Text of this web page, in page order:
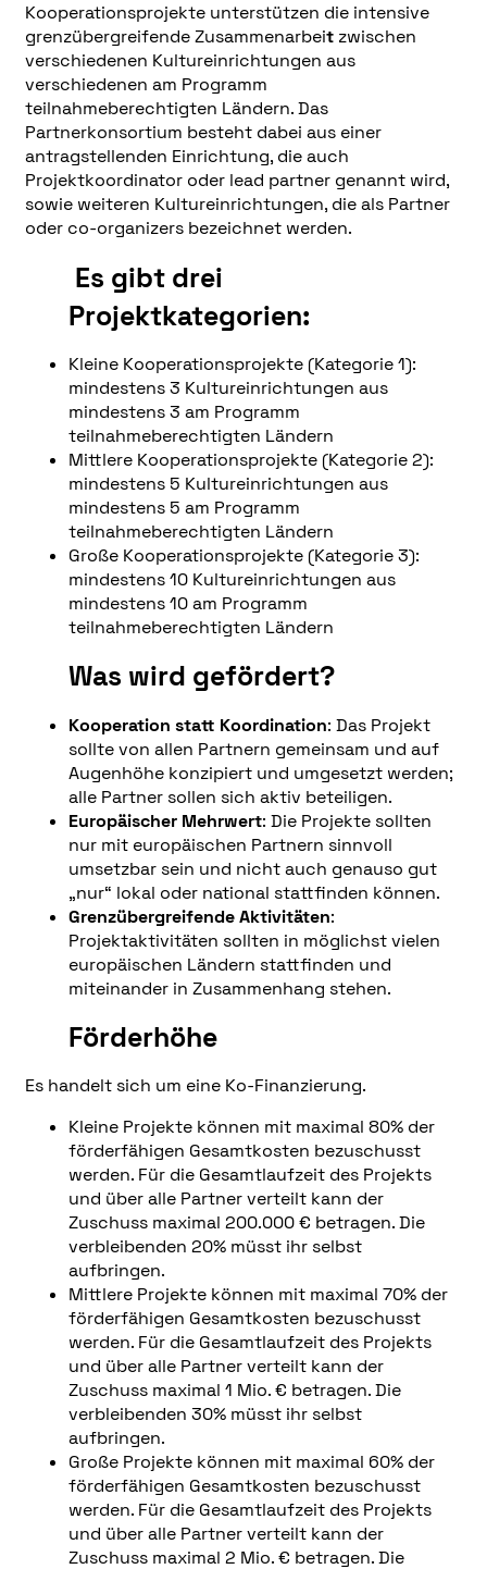
Kooperationsprojekte unterstützen die intensive
grenzübergreifende Zusammenarbeitzwischen
verschiedenen Kultureinrichtungen aus
verschiedenen am Programm
teilnahmeberechtigten Ländern. Das
Partnerkonsortium besteht dabei aus einer
antragstellenden Einrichtung, die auch
Projektkoordinator oder lead partner genannt wird,
sowie weiteren Kultureinrichtungen, die als Partner
oder co-organizers bezeichnet werden.
Es gibt drei
Projektkategorien:
Kleine Kooperationsprojekte (Kategorie 1):
mindestens 3 Kultureinrichtungen aus
mindestens 3 am Programm
teilnahmeberechtigten Ländern
Mittlere Kooperationsprojekte (Kategorie 2):
mindestens 5 Kultureinrichtungen aus
mindestens 5 am Programm
teilnahmeberechtigten Ländern
Große Kooperationsprojekte (Kategorie 3):
mindestens 10 Kultureinrichtungen aus
mindestens 10 am Programm
teilnahmeberechtigten Ländern
Was wird gefördert?
Kooperation statt Koordination: Das Projekt
sollte von allen Partnern gemeinsam und auf
Augenhöhe konzipiert und umgesetzt werden;
alle Partner sollen sich aktiv beteiligen.
Europäischer Mehrwert: Die Projekte sollten
nur mit europäischen Partnern sinnvoll
umsetzbar sein und nicht auch genauso gut
„nur“ lokal oder national stattfinden können.
Grenzübergreifende Aktivitäten:
Projektaktivitäten sollten in möglichst vielen
europäischen Ländern stattfinden und
miteinander in Zusammenhang stehen.
Förderhöhe
Es handelt sich um eine Ko-Finanzierung.
Kleine Projekte können mit maximal 80% der
förderfähigen Gesamtkosten bezuschusst
werden. Für die Gesamtlaufzeit des Projekts
und über alle Partner verteilt kann der
Zuschuss maximal 200.000 € betragen. Die
verbleibenden 20% müsst ihr selbst
aufbringen.
Mittlere Projekte können mit maximal 70% der
förderfähigen Gesamtkosten bezuschusst
werden. Für die Gesamtlaufzeit des Projekts
und über alle Partner verteilt kann der
Zuschuss maximal 1 Mio. € betragen. Die
verbleibenden 30% müsst ihr selbst
aufbringen.
Große Projekte können mit maximal 60% der
förderfähigen Gesamtkosten bezuschusst
werden. Für die Gesamtlaufzeit des Projekts
und über alle Partner verteilt kann der
Zuschuss maximal 2 Mio. € betragen. Die